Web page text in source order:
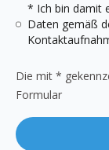
* Ich bin damit
Daten gemäß
Die mit *
Formular